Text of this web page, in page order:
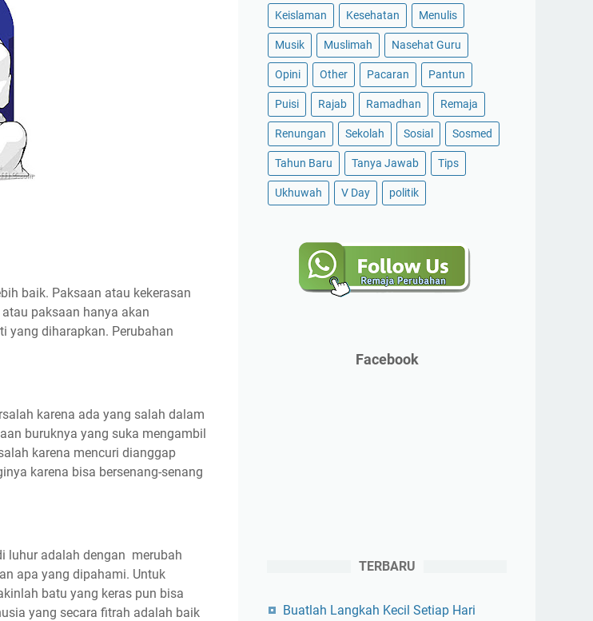
baik. Paksaan atau kekerasan
paksaan hanya akan
yang diharapkan. Perubahan
karena ada yang salah dalam
buruknya yang suka mengambil
karena mencuri dianggap
karena bisa bersenang-senang
luhur adalah dengan merubah
apa yang dipahami. Untuk
batu yang keras pun bisa
yang secara fitrah adalah baik
Keislaman Kesehatan Menulis
Musik Muslimah Nasehat Guru
Opini Other Pacaran Pantun
Puisi Rajab Ramadhan Remaja
Renungan Sekolah Sosial Sosmed
Tahun Baru Tanya Jawab Tips
Ukhuwah V Day politik
Facebook
TERBARU
Buatlah Langkah Kecil Setiap Hari